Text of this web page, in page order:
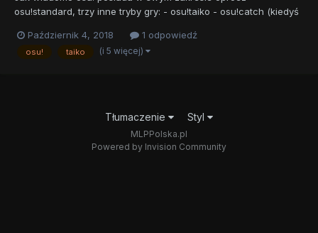
osu!standard, trzy inne tryby gry: - osu!taiko - osu!catch (kiedyś
Gracie w inne tryby gry? Czy może only standard i nie tykacie
"mini-gierek"?
Październik 4, 2018 1 odpowiedź
osu! taiko (i 5 więcej)
Tłumaczenie Styl
MLPPolska.pl
Powered by Invision Community